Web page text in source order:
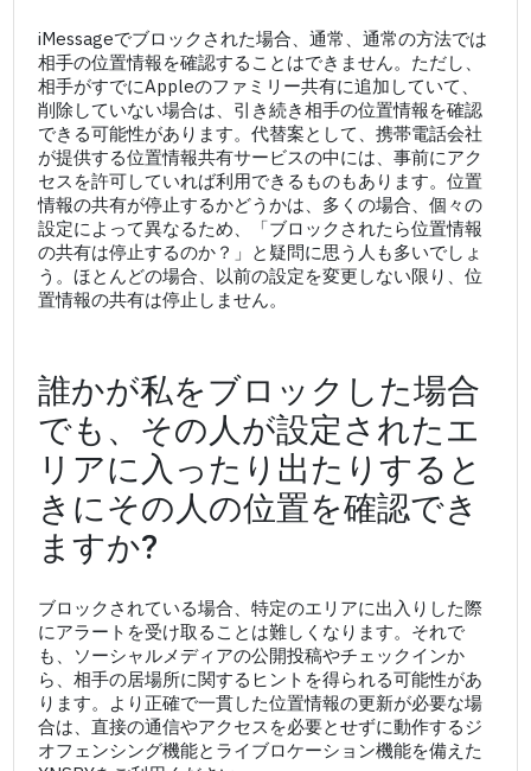
iMessageでブロックされた場合、通常、通常の方法では
相手の位置情報を確認することはできません。ただし、
相手がすでにAppleのファミリー共有に追加していて、
削除していない場合は、引き続き相手の位置情報を確認
できる可能性があります。代替案として、携帯電話会社
が提供する位置情報共有サービスの中には、事前にアク
セスを許可していれば利用できるものもあります。位置
情報の共有が停止するかどうかは、多くの場合、個々の
設定によって異なるため、「ブロックされたら位置情報
の共有は停止するのか？」と疑問に思う人も多いでしょ
う。ほとんどの場合、以前の設定を変更しない限り、位
置情報の共有は停止しません。
誰かが私をブロックした場合
でも、その人が設定されたエ
リアに入ったり出たりすると
きにその人の位置を確認でき
ますか?
ブロックされている場合、特定のエリアに出入りした際
にアラートを受け取ることは難しくなります。それで
も、ソーシャルメディアの公開投稿やチェックインか
ら、相手の居場所に関するヒントを得られる可能性があ
ります。より正確で一貫した位置情報の更新が必要な場
合は、直接の通信やアクセスを必要とせずに動作するジ
オフェンシング機能とライブロケーション機能を備えた